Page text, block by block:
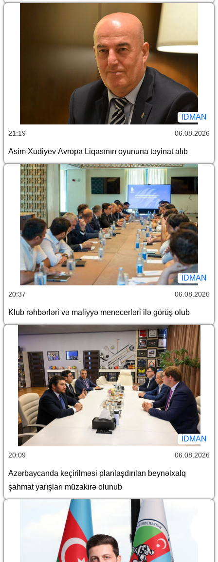
İDMAN
21:19 06.08.2026
Asim Xudiyev Avropa Liqasının oyununa təyinat alıb
İDMAN
20:37 06.08.2026
Klub rəhbərləri və maliyyə menecerləri ilə görüş olub
İDMAN
20:09 06.08.2026
Azərbaycanda keçirilməsi planlaşdırılan beynəlxalq
şahmat yarışları müzakirə olunub